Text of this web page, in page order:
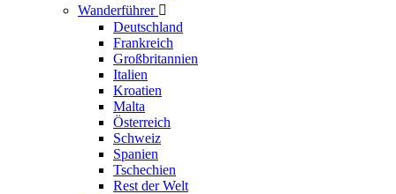
Wanderführer 
Deutschland
Frankreich
Großbritannien
Italien
Kroatien
Malta
Österreich
Schweiz
Spanien
Tschechien
Rest der Welt